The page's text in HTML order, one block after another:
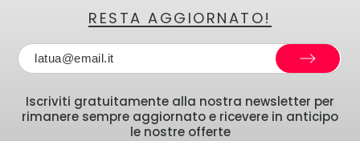
RESTA AGGIORNATO!
Iscriviti gratuitamente alla nostra newsletter per
rimanere sempre aggiornato e ricevere in anticipo
le nostre offerte